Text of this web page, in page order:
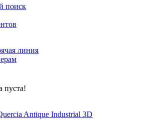
поиск
линия
пуста!
Antique Industrial 3D